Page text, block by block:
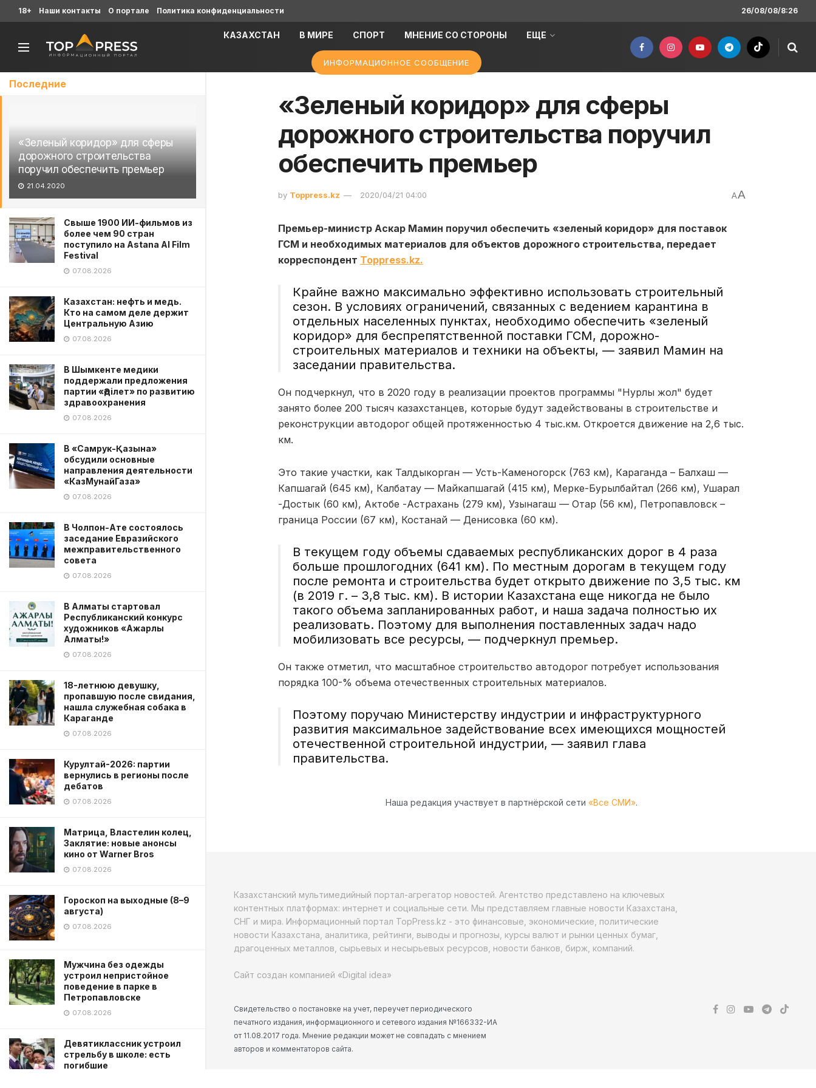
Последние
«Зеленый коридор» для сферы
дорожного строительства
поручил обеспечить премьер
21.04.2020
Свыше 1900 ИИ-фильмов из
более чем 90 стран
поступило на Astana AI Film
Festival
07.08.2026
Казахстан: нефть и медь.
Кто на самом деле держит
Центральную Азию
07.08.2026
В Шымкенте медики
поддержали предложения
партии «Әділет» по развитию
здравоохранения
07.08.2026
В «Самрук-Қазына»
обсудили основные
направления деятельности
«КазМунайГаза»
07.08.2026
В Чолпон-Ате состоялось
заседание Евразийского
межправительственного
совета
07.08.2026
В Алматы стартовал
Республиканский конкурс
художников «Ажарлы
Алматы!»
07.08.2026
18-летнюю девушку,
пропавшую после свидания,
нашла служебная собака в
Караганде
07.08.2026
Курултай-2026: партии
вернулись в регионы после
дебатов
07.08.2026
Матрица, Властелин колец,
Заклятие: новые анонсы
кино от Warner Bros
07.08.2026
Гороскоп на выходные (8–9
августа)
07.08.2026
Мужчина без одежды
устроил непристойное
поведение в парке в
Петропавловске
07.08.2026
Девятиклассник устроил
стрельбу в школе: есть
погибшие
18+ Наши контакты О портале Политика конфиденциальности 26/08/08/8:26
КАЗАХСТАН В МИРЕ СПОРТ МНЕНИЕ СО СТОРОНЫ ЕЩЕ
ИНФОРМАЦИОННОЕ СООБЩЕНИЕ
«Зеленый коридор» для сферы
дорожного строительства поручил
обеспечить премьер
by Toppress.kz 2020/04/21 04:00 AA
Премьер-министр Аскар Мамин поручил обеспечить «зеленый коридор» для поставок
ГСМ и необходимых материалов для объектов дорожного строительства, передает
корреспондент Toppress.kz.
Крайне важно максимально эффективно использовать строительный
сезон. В условиях ограничений, связанных с ведением карантина в
отдельных населенных пунктах, необходимо обеспечить «зеленый
коридор» для беспрепятственной поставки ГСМ, дорожно-
строительных материалов и техники на объекты, — заявил Мамин на
заседании правительства.
Он подчеркнул, что в 2020 году в реализации проектов программы "Нурлы жол" будет
занято более 200 тысяч казахстанцев, которые будут задействованы в строительстве и
реконструкции автодорог общей протяженностью 4 тыс.км. Откроется движение на 2,6 тыс.
км.
Это такие участки, как Талдыкорган — Усть-Каменогорск (763 км), Караганда – Балхаш —
Капшагай (645 км), Калбатау — Майкапшагай (415 км), Мерке-Бурылбайтал (266 км), Ушарал
-Достык (60 км), Актобе -Астрахань (279 км), Узынагаш — Отар (56 км), Петропавловск –
граница России (67 км), Костанай — Денисовка (60 км).
В текущем году объемы сдаваемых республиканских дорог в 4 раза
больше прошлогодних (641 км). По местным дорогам в текущем году
после ремонта и строительства будет открыто движение по 3,5 тыс. км
(в 2019 г. – 3,8 тыс. км). В истории Казахстана еще никогда не было
такого объема запланированных работ, и наша задача полностью их
реализовать. Поэтому для выполнения поставленных задач надо
мобилизовать все ресурсы, — подчеркнул премьер.
Он также отметил, что масштабное строительство автодорог потребует использования
порядка 100-% объема отечественных строительных материалов.
Поэтому поручаю Министерству индустрии и инфраструктурного
развития максимальное задействование всех имеющихся мощностей
отечественной строительной индустрии, — заявил глава
правительства.
Наша редакция участвует в партнёрской сети «Все СМИ».
Казахстанский мультимедийный портал-агрегатор новостей. Агентство представлено на ключевых
контентных платформах: интернет и социальные сети. Мы представляем главные новости Казахстана,
СНГ и мира. Информационный портал TopPress.kz - это финансовые, экономические, политические
новости Казахстана, аналитика, рейтинги, выводы и прогнозы, курсы валют и рынки ценных бумаг,
драгоценных металлов, сырьевых и несырьевых ресурсов, новости банков, бирж, компаний.
Сайт создан компанией «Digital idea»
Свидетельство о постановке на учет, переучет периодического
печатного издания, информационного и сетевого издания №166332-ИА
от 11.08.2017 года. Мнение редакции может не совпадать с мнением
авторов и комментаторов сайта.